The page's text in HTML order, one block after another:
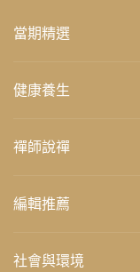
當期精選
健康養生
禪師說禪
編輯推薦
社會與環境